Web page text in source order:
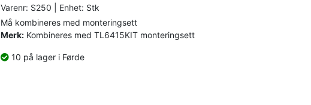
Varenr: S250 | Enhet: Stk
Må kombineres med monteringsett
Merk: Kombineres med TL6415KIT monteringsett
10 på lager i Førde